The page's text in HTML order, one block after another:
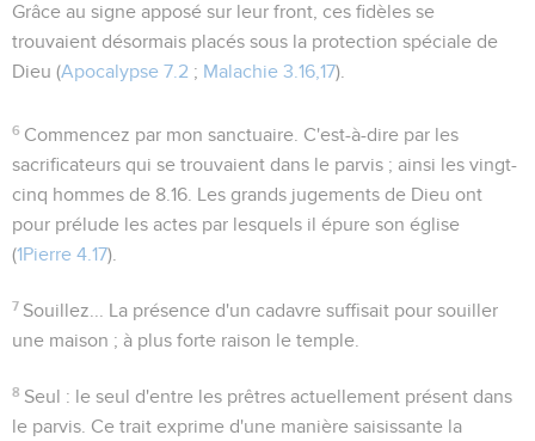
Grâce au signe apposé sur leur front, ces fidèles se
trouvaient désormais placés sous la protection spéciale de
Dieu (Apocalypse 7.2 ; Malachie 3.16,17).
6 Commencez par mon sanctuaire . C'est-à-dire par les
sacrificateurs qui se trouvaient dans le parvis ; ainsi les vingt-
cinq hommes de 8.16 . Les grands jugements de Dieu ont
pour prélude les actes par lesquels il épure son église
(1Pierre 4.17).
7 Souillez...
La présence d'un cadavre suffisait pour souiller
une maison ; à plus forte raison le temple.
8 Seul : le seul d'entre les prêtres actuellement présent dans
le parvis. Ce trait exprime d'une manière saisissante la